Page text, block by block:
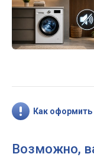
Как оформить
Возможно,